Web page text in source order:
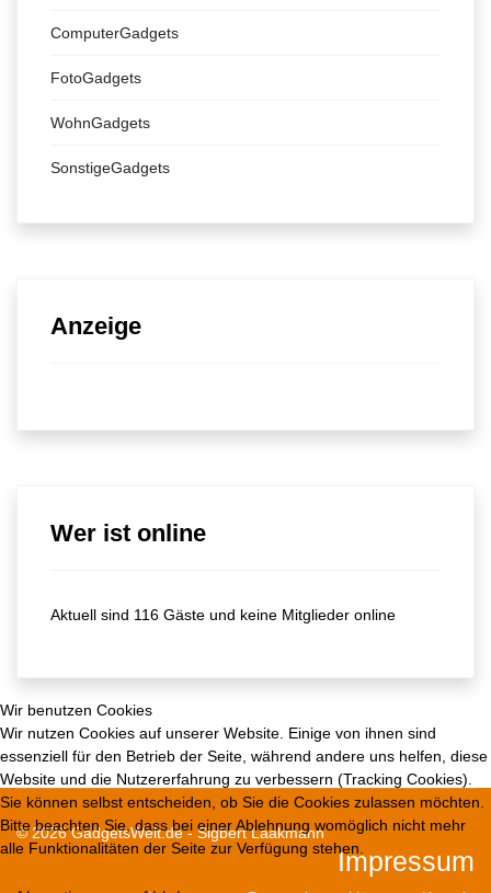
ComputerGadgets
FotoGadgets
WohnGadgets
SonstigeGadgets
Anzeige
Wer ist online
Aktuell sind 116 Gäste und keine Mitglieder online
© 2026 GadgetsWelt.de - Sigbert Laakmann
Impressum
Wir benutzen Cookies
Wir nutzen Cookies auf unserer Website. Einige von ihnen sind
essenziell für den Betrieb der Seite, während andere uns helfen, diese
Website und die Nutzererfahrung zu verbessern (Tracking Cookies).
Sie können selbst entscheiden, ob Sie die Cookies zulassen möchten.
Bitte beachten Sie, dass bei einer Ablehnung womöglich nicht mehr
alle Funktionalitäten der Seite zur Verfügung stehen.